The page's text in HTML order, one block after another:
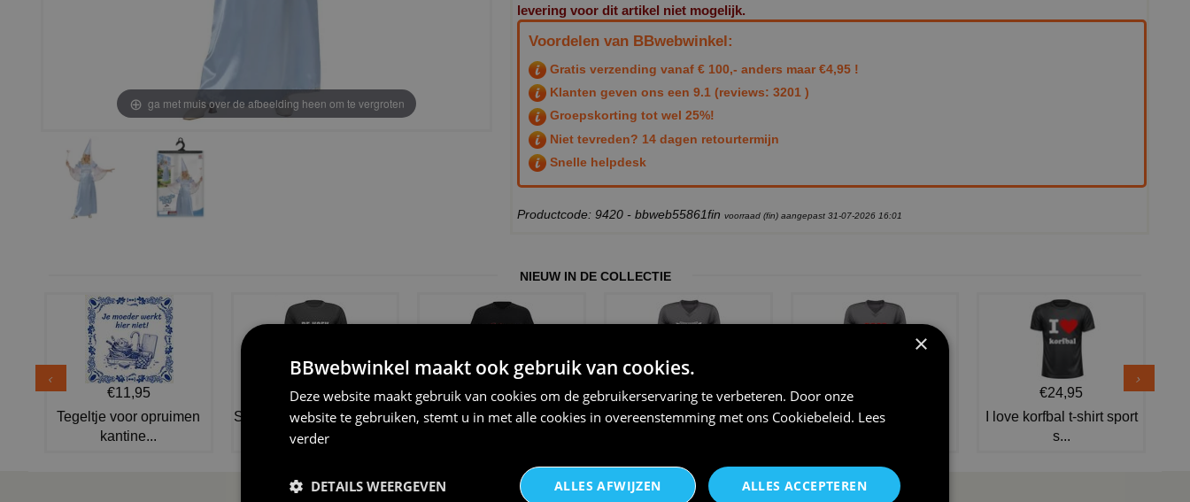
ga met muis over de afbeelding heen om te vergroten
levering voor dit artikel niet mogelijk.
Voordelen van BBwebwinkel:
Gratis verzending vanaf € 100,- anders maar €4,95 !
Klanten geven ons een 9.1 (reviews: 3201 )
Groepskorting tot wel 25%!
Niet tevreden? 14 dagen retourtermijn
Snelle helpdesk
Productcode: 9420 - bbweb55861fin voorraad (fin) aangepast 31-07-2026 16:01
NIEUW IN DE COLLECTIE
€11,95
Tegeltje voor opruimen
kantine...
€20,95
Shirtje de koek is nog niet
op...
€24,95
Dames v hals t-shirt
€24,95
Koningsdag shirt heren v-
€24,95
V-hals shirt rood wit
€24,95
I love korfbal t-shirt sport
s...
×
BBwebwinkel maakt ook gebruik van cookies.
Deze website maakt gebruik van cookies om de gebruikerservaring te verbeteren. Door onze
website te gebruiken, stemt u in met alle cookies in overeenstemming met ons Cookiebeleid. Lees
verder
ALLES ACCEPTEREN
ALLES AFWIJZEN
DETAILS WEERGEVEN